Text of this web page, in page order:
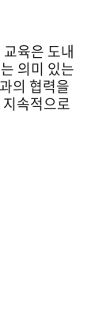
육은 도내
의미 있는
의 협력을
속적으로